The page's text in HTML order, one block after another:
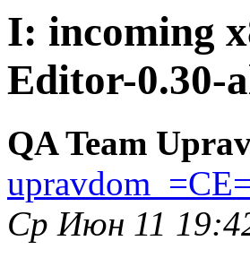
I: incoming
Editor-0.30-
QA Team
Ср Июн 11